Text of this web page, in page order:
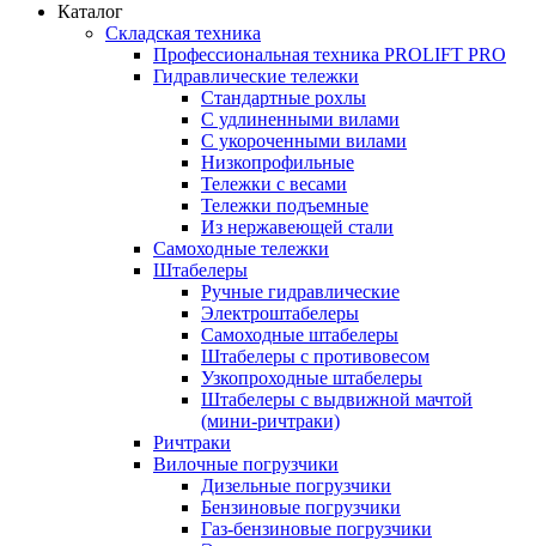
Каталог
Складская техника
Профессиональная техника PROLIFT PRO
Гидравлические тележки
Стандартные рохлы
С удлиненными вилами
С укороченными вилами
Низкопрофильные
Тележки с весами
Тележки подъемные
Из нержавеющей стали
Самоходные тележки
Штабелеры
Ручные гидравлические
Электроштабелеры
Самоходные штабелеры
Штабелеры с противовесом
Узкопроходные штабелеры
Штабелеры с выдвижной мачтой
(мини-ричтраки)
Ричтраки
Вилочные погрузчики
Дизельные погрузчики
Бензиновые погрузчики
Газ-бензиновые погрузчики